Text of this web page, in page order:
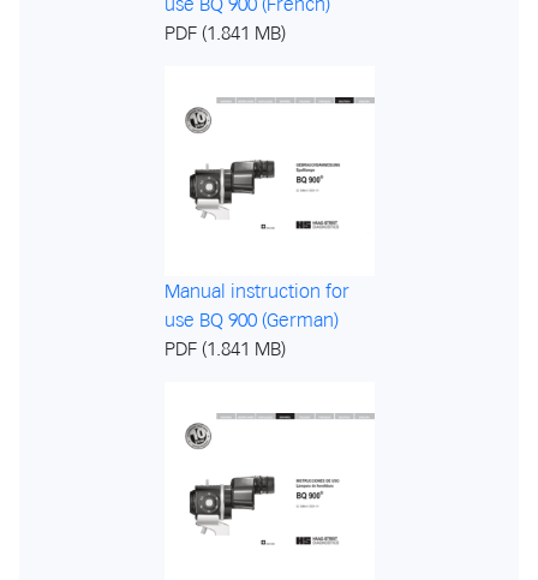
PDF (1.841 MB)
Manual instruction for
use BQ 900 (German)
PDF (1.841 MB)